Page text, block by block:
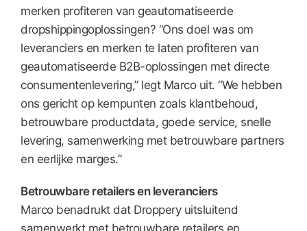
merken profiteren van geautomatiseerde
dropshippingoplossingen? “Ons doel was om
leveranciers en merken te laten profiteren van
geautomatiseerde B2B-oplossingen met directe
consumentenlevering,” legt Marco uit. “We hebben
ons gericht op kernpunten zoals klantbehoud,
betrouwbare productdata, goede service, snelle
levering, samenwerking met betrouwbare partners
en eerlijke marges.”
Betrouwbare retailers en leveranciers
Marco benadrukt dat Droppery uitsluitend
samenwerkt met betrouwbare retailers en